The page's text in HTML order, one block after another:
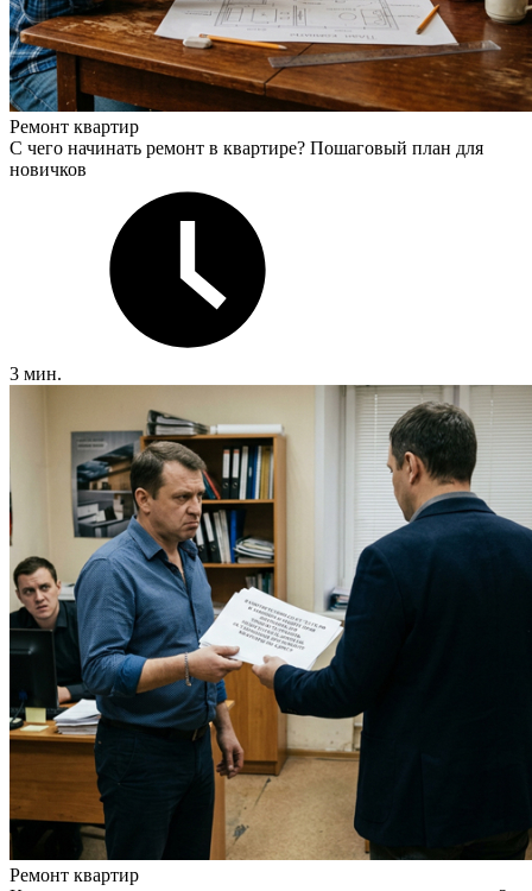
Ремонт квартир
С чего начинать ремонт в квартире? Пошаговый план для
новичков
3 мин.
Ремонт квартир